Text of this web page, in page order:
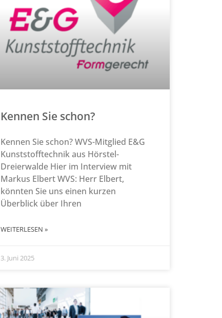
Kennen Sie schon?
Kennen Sie schon? WVS-Mitglied E&G
Kunststofftechnik aus Hörstel-
Dreierwalde Hier im Interview mit
Markus Elbert WVS: Herr Elbert,
könnten Sie uns einen kurzen
Überblick über Ihren
WEITERLESEN »
3. Juni 2025